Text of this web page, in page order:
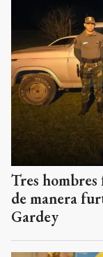
Tres
de manera
Gardey